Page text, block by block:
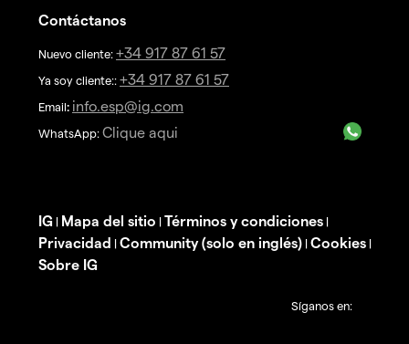
Contáctanos
Nuevo cliente: +34 917 87 61 57
Ya soy cliente:: +34 917 87 61 57
Email: info.esp@ig.com
WhatsApp: Clique aqui
IG | Mapa del sitio | Términos y condiciones |
Privacidad | Community (solo en inglés) | Cookies |
Sobre IG
Síganos en: